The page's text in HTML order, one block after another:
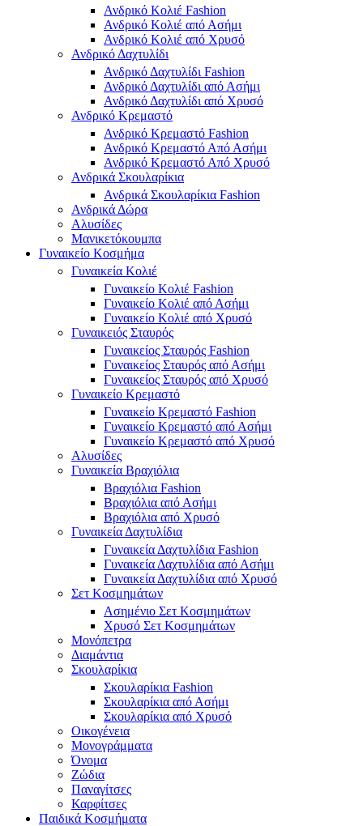
Ανδρικό Κολιέ Fashion
Ανδρικό Κολιέ από Ασήμι
Ανδρικό Κολιέ από Χρυσό
Ανδρικό Δαχτυλίδι
Ανδρικό Δαχτυλίδι Fashion
Ανδρικό Δαχτυλίδι από Ασήμι
Ανδρικό Δαχτυλίδι από Χρυσό
Ανδρικό Κρεμαστό
Ανδρικό Κρεμαστό Fashion
Ανδρικό Κρεμαστό Από Ασήμι
Ανδρικό Κρεμαστό Από Χρυσό
Ανδρικά Σκουλαρίκια
Ανδρικά Σκουλαρίκια Fashion
Ανδρικά Δώρα
Αλυσίδες
Μανικετόκουμπα
Γυναικείο Κοσμήμα
Γυναικεία Κολιέ
Γυναικείο Κολιέ Fashion
Γυναικείο Κολιέ από Ασήμι
Γυναικείο Κολιέ από Χρυσό
Γυναικειός Σταυρός
Γυναικείος Σταυρός Fashion
Γυναικείος Σταυρός από Ασήμι
Γυναικείος Σταυρός από Χρυσό
Γυναικείο Κρεμαστό
Γυναικείο Κρεμαστό Fashion
Γυναικείο Κρεμαστό από Ασήμι
Γυναικείο Κρεμαστό από Χρυσό
Αλυσίδες
Γυναικεία Βραχιόλια
Βραχιόλια Fashion
Βραχιόλια από Ασήμι
Βραχιόλια από Χρυσό
Γυναικεία Δαχτυλίδια
Γυναικεία Δαχτυλίδια Fashion
Γυναικεία Δαχτυλίδια από Ασήμι
Γυναικεία Δαχτυλίδια από Χρυσό
Σετ Κοσμημάτων
Ασημένιο Σετ Κοσμημάτων
Χρυσό Σετ Κοσμημάτων
Μονόπετρα
Διαμάντια
Σκουλαρίκια
Σκουλαρίκια Fashion
Σκουλαρίκια από Ασήμι
Σκουλαρίκια από Χρυσό
Οικογένεια
Μονογράμματα
Όνομα
Ζώδια
Παναγίτσες
Καρφίτσες
Παιδικά Κοσμήματα